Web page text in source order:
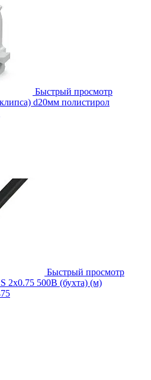
Быстрый просмотр
d20мм полистирол
Быстрый просмотр
500В (бухта) (м)